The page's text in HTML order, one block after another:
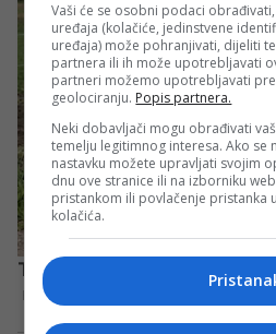
Vaši će se osobni podaci
uređaja (kolačiće, jedinstvene
uređaja) može pohranjivati, dijeliti
partnera ili ih može upotrebljavati
partneri možemo upotrebljavati
geolociranju. Popis partnera.
Neki dobavljači mogu obrađivati
temelju legitimnog interesa. Ako se
nastavku možete upravljati svojim
dnu ove stranice ili na izborniku
pristankom ili povlačenje pristanka
kolačića.